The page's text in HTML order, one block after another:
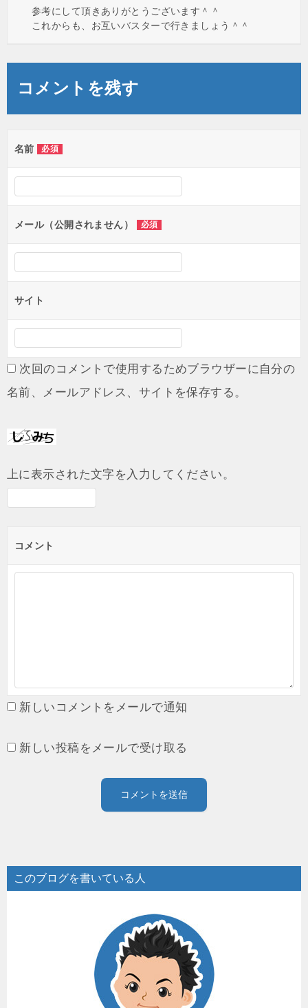
参考にして頂きありがとうございます＾＾
これからも、お互いバスターで行きましょう＾＾
コメントを残す
名前 必須
メール（公開されません） 必須
サイト
次回のコメントで使用するためブラウザーに自分の
名前、メールアドレス、サイトを保存する。
上に表示された文字を入力してください。
コメント
新しいコメントをメールで通知
新しい投稿をメールで受け取る
このブログを書いている人